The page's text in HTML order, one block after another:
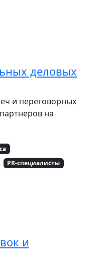
деловых
и переговорных
на
PR-специалисты
и